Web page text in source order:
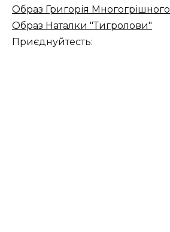
Образ Григорія Многогрішного
Образ Наталки "Тигролови"
Приєднуйтесть: